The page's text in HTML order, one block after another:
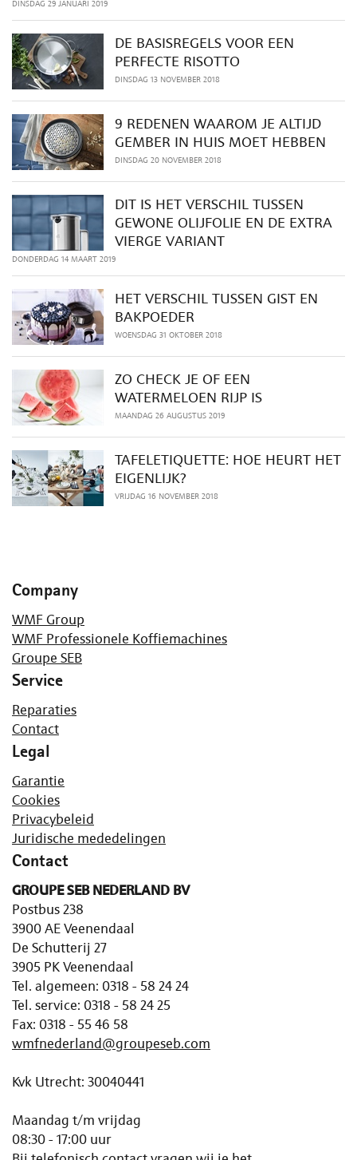
DINSDAG 29 JANUARI 2019
DE BASISREGELS VOOR EEN
PERFECTE RISOTTO
DINSDAG 13 NOVEMBER 2018
9 REDENEN WAAROM JE ALTIJD
GEMBER IN HUIS MOET HEBBEN
DINSDAG 20 NOVEMBER 2018
DIT IS HET VERSCHIL TUSSEN
GEWONE OLIJFOLIE EN DE EXTRA
VIERGE VARIANT
DONDERDAG 14 MAART 2019
HET VERSCHIL TUSSEN GIST EN
BAKPOEDER
WOENSDAG 31 OKTOBER 2018
ZO CHECK JE OF EEN
WATERMELOEN RIJP IS
MAANDAG 26 AUGUSTUS 2019
TAFELETIQUETTE: HOE HEURT HET
EIGENLIJK?
VRIJDAG 16 NOVEMBER 2018
Company
WMF Group
WMF Professionele Koffiemachines
Groupe SEB
Service
Reparaties
Contact
Legal
Garantie
Cookies
Privacybeleid
Juridische mededelingen
Contact
GROUPE SEB NEDERLAND BV
Postbus 238
3900 AE Veenendaal
De Schutterij 27
3905 PK Veenendaal
Tel. algemeen: 0318 - 58 24 24
Tel. service: 0318 - 58 24 25
Fax: 0318 - 55 46 58
wmfnederland@groupeseb.com
Kvk Utrecht: 30040441
Maandag t/m vrijdag
08:30 - 17:00 uur